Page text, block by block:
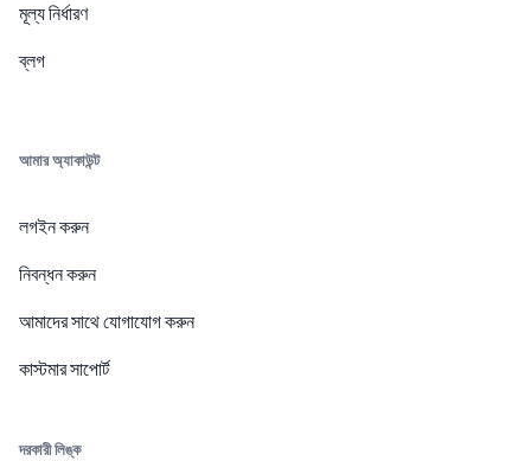
মূল্য নির্ধারণ
ব্লগ
আমার অ্যাকাউন্ট
লগইন করুন
নিবন্ধন করুন
আমাদের সাথে যোগাযোগ করুন
কাস্টমার সাপোর্ট
দরকারী লিঙ্ক